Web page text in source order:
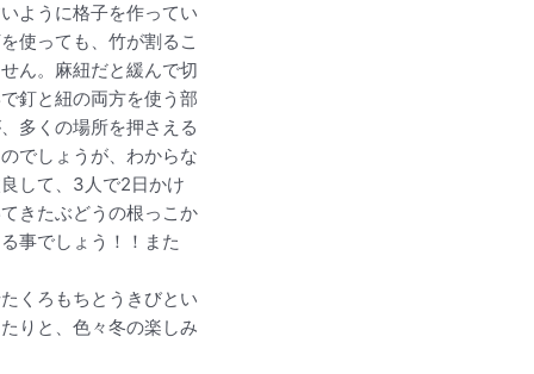
ように格子を作ってい
使っても、竹が割るこ
ん。麻紐だと緩んで切
釘と紐の両方を使う部
多くの場所を押さえる
でしょうが、わからな
して、3人で2日かけ
きたぶどうの根っこか
事でしょう！！また
くろもちとうきびとい
りと、色々冬の楽しみ